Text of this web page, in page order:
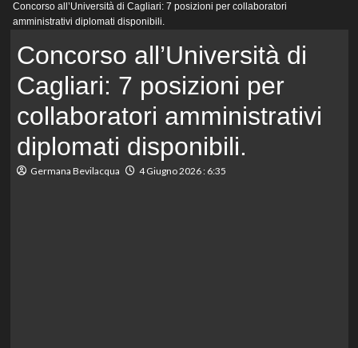
principale
Concorso all’Università di Cagliari: 7 posizioni per collaboratori
amministrativi diplomati disponibili.
Concorso all’Università di
Cagliari: 7 posizioni per
collaboratori amministrativi
diplomati disponibili.
Germana Bevilacqua 4 Giugno 2026 : 6:35